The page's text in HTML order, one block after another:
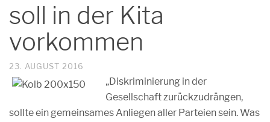
soll in der Kita
vorkommen
23. AUGUST 2016
„Diskriminierung in der
Gesellschaft zurückzudrängen,
sollte ein gemeinsames Anliegen aller Parteien sein. Was